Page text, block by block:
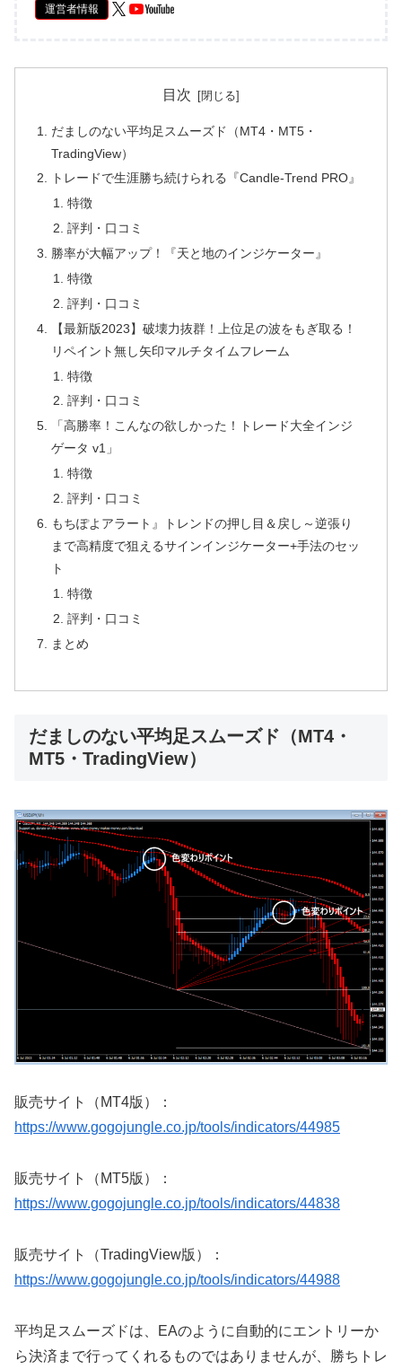
運営者情報
目次
だましのない平均足スムーズド（MT4・MT5・
TradingView）
トレードで生涯勝ち続けられる『Candle-Trend PRO』
特徴
評判・口コミ
勝率が大幅アップ！『天と地のインジケーター』
特徴
評判・口コミ
【最新版2023】破壊力抜群！上位足の波をもぎ取る！
リペイント無し矢印マルチタイムフレーム
特徴
評判・口コミ
「高勝率！こんなの欲しかった！トレード大全インジ
ゲータ v1」
特徴
評判・口コミ
もちぽよアラート』トレンドの押し目＆戻し～逆張り
まで高精度で狙えるサインインジケーター+手法のセッ
ト
特徴
評判・口コミ
まとめ
だましのない平均足スムーズド（MT4・
MT5・TradingView）
販売サイト（MT4版）：
https://www.gogojungle.co.jp/tools/indicators/44985
販売サイト（MT5版）：
https://www.gogojungle.co.jp/tools/indicators/44838
販売サイト（TradingView版）：
https://www.gogojungle.co.jp/tools/indicators/44988
平均足スムーズドは、EAのように自動的にエントリーか
ら決済まで行ってくれるものではありませんが、勝ちトレ